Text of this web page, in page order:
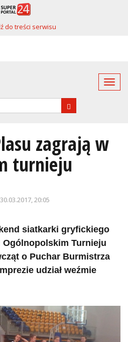
do treści serwisu
zagrają w
turnieju
30.03.2017, 20:05
siatkarki gryfickiego
Ogólnopolskim Turnieju
o Puchar Burmistrza
udział weźmie